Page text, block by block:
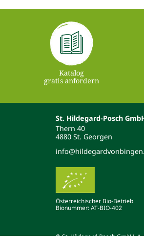
Katalog
gratis anfordern
St. Hildegard-Posch
Thern 40
4880 St. Georgen
Österreichischer Bio-Betrieb
Bionummer: AT-BIO-402
© St. Hildegard-Posch GmbH,